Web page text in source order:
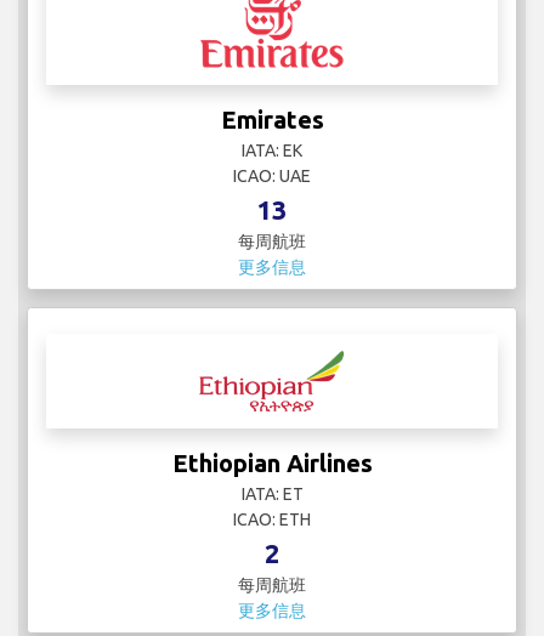
Emirates
IATA: EK
ICAO: UAE
13
每周航班
更多信息
Ethiopian Airlines
IATA: ET
ICAO: ETH
2
每周航班
更多信息